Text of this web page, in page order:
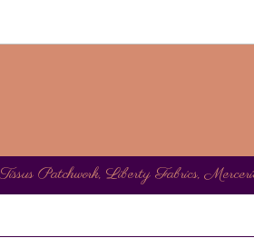
Patchwork, Liberty Fabrics,